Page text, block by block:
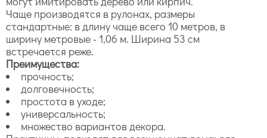
Чаще производятся в рулонах, размеры
стандартные: в длину чаще всего 10 метров, в
ширину метровые - 1,06 м. Ширина 53 см
встречается реже.
Преимущества:
прочность;
долговечность;
простота в уходе;
универсальность;
множество вариантов декора.